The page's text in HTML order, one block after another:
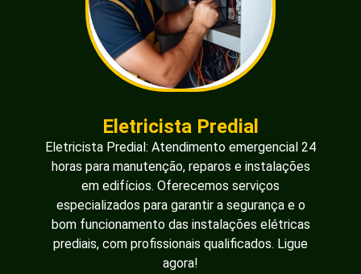
Eletricista Predial
Eletricista Predial: Atendimento emergencial 24
horas para manutenção, reparos e instalações
em edifícios. Oferecemos serviços
especializados para garantir a segurança e o
bom funcionamento das instalações elétricas
prediais, com profissionais qualificados. Ligue
agora!